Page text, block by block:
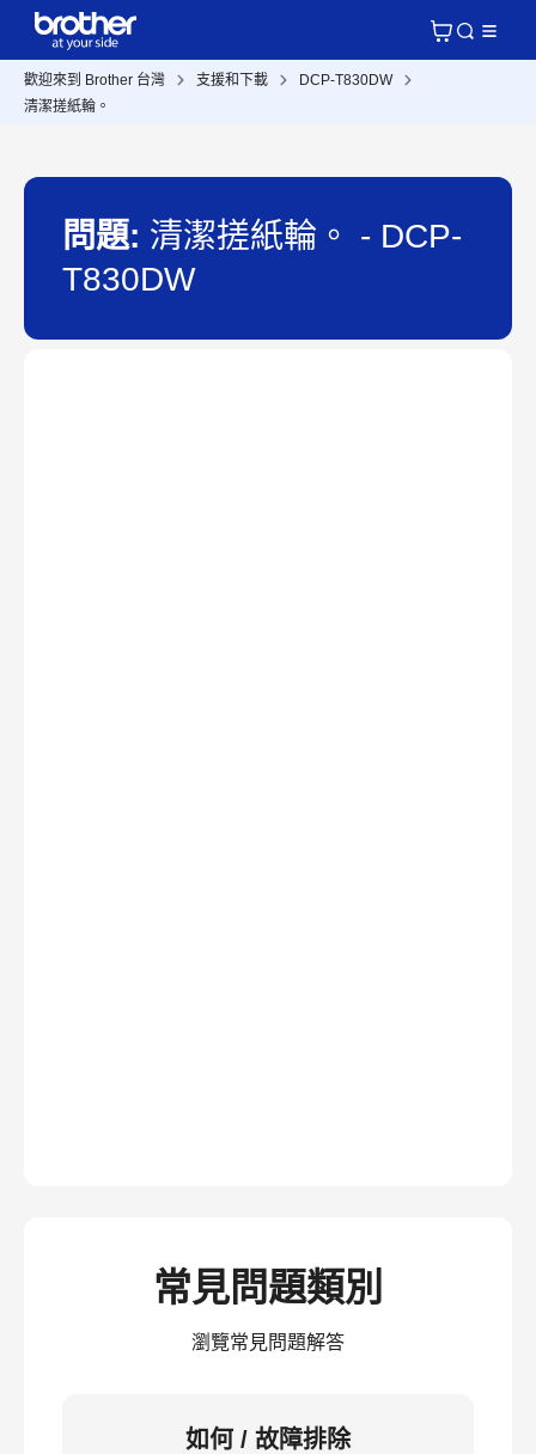
歡迎來到 Brother 台灣 支援和下載
DCP-T830DW
清潔搓紙輪。
問題: 清潔搓紙輪。 - DCP-
T830DW
常見問題類別
瀏覽常見問題解答
如何 / 故障排除